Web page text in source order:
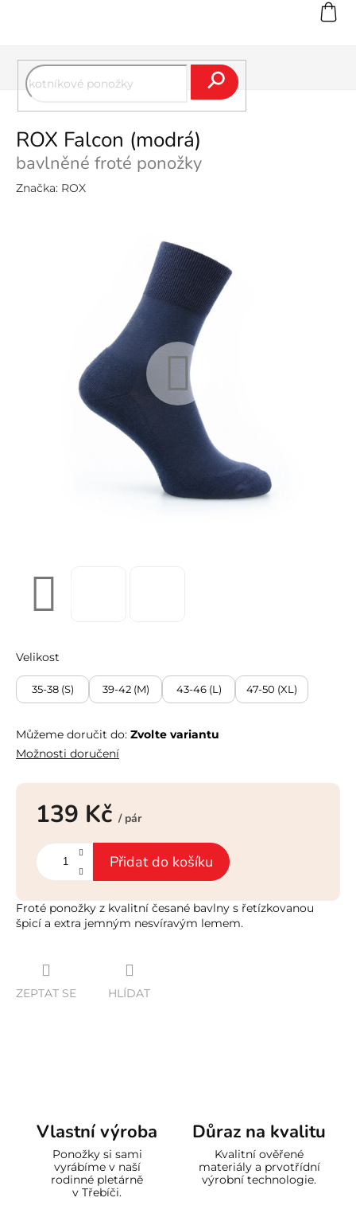
ROX Falcon (modrá)
bavlněné froté ponožky
Značka: ROX
139 Kč / pár
Měrná
cena:
Velikost
35-38 (S) 39-42 (M) 43-46 (L) 47-50 (XL)
Můžeme doručit do: Zvolte variantu
Možnosti doručení
Přidat do košíku
Froté ponožky z kvalitní česané bavlny s řetízkovanou
špicí a extra jemným nesvíravým lemem.
ZEPTAT SE HLÍDAT
Vlastní výroba
Ponožky si sami
vyrábíme v naší
rodinné pletárně
v Třebíči.
Důraz na kvalitu
Kvalitní ověřené
materiály a prvotřídní
výrobní technologie.